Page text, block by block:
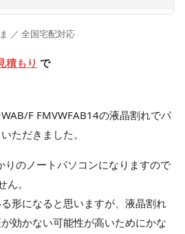
／ 全国宅配対応
積もり で
F FMVWFAB14の液晶割れでパ
ただきました。
のノートパソコンになりますので
。
形になると思いますが、液晶割れ
効かない可能性が高いためにかな